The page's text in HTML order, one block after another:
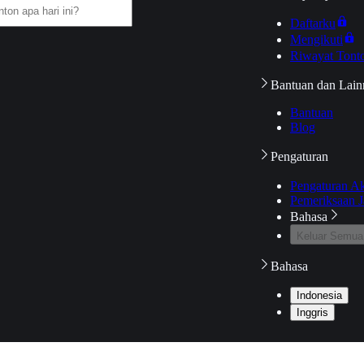
Daftarku
Mengikuti
Riwayat
Bantuan dan
Bantuan
Blog
Pengaturan
Pengaturan
Pemeriksaan
Bahasa
Keluar
Bahasa
Indonesia
Inggris